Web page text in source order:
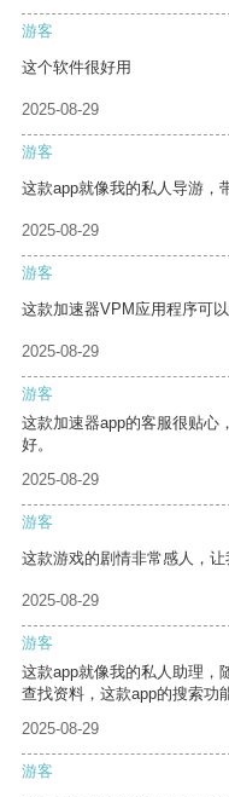
游客
这个软件很好用
2025-08-29
游客
这款app就像我的私人导游，
2025-08-29
游客
这款加速器VPM应用程序可
2025-08-29
游客
这款加速器app的客服很贴心
好。
2025-08-29
游客
这款游戏的剧情非常感人，让
2025-08-29
游客
这款app就像我的私人助理，
查找资料，这款app的搜索功
2025-08-29
游客